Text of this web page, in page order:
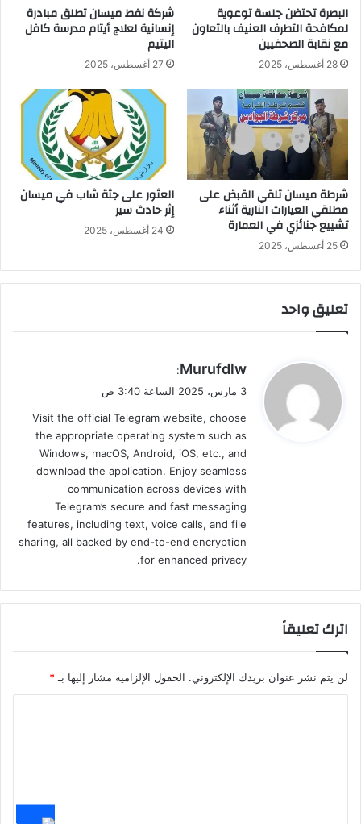
البصرة تحتضن جلسة توعوية
لمكافحة التطرف العنيف بالتعاون
مع نقابة الصحفيين
28 أغسطس، 2025
شركة نفط ميسان تطلق مبادرة
إنسانية لعلاج أيتام مدرسة كافل
اليتيم
27 أغسطس، 2025
شرطة ميسان تلقي القبض على
مطلقي العيارات النارية أثناء
تشييع جنائزي في العمارة
25 أغسطس، 2025
العثور على جثة شاب في ميسان
إثر حادث سير
24 أغسطس، 2025
تعليق واحد
ي
ل
Murufdlw
:
3 مارس، 2025 الساعة 3:40 ص
Visit the official Telegram website, choose
the appropriate operating system such as
Windows, macOS, Android, iOS, etc., and
download the application. Enjoy seamless
communication across devices with
Telegram’s secure and fast messaging
features, including text, voice calls, and file
sharing, all backed by end-to-end encryption
for enhanced privacy.
اترك تعليقاً
لن يتم نشر عنوان بريدك الإلكتروني. الحقول الإلزامية مشار إليها بـ *